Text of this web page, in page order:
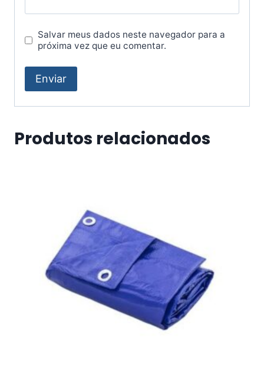
Salvar meus dados neste navegador para a
próxima vez que eu comentar.
Produtos relacionados